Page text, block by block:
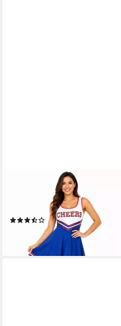
FUNNY FASHION
Kostüm USA Cheerleader
Kostüm für Damen, Kleid
(3)
lieferbar - in 2-3 Werktagen bei dir